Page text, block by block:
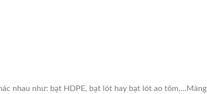
nhau như: bạt HDPE, bạt lót hay bạt lót ao tôm,…Màng